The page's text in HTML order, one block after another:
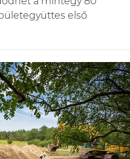
első